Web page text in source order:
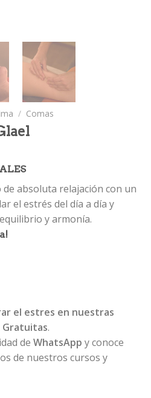
/ Comas
absoluta relajación con un
el estrés del día a día y
y armonía.
el estres en nuestras
Gratuitas.
de WhatsApp y conoce
de nuestros cursos y